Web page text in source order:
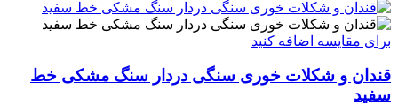
برای مقایسه اضافه کنید
قندان و شکلات خوری سنگی دردار سنگ مشکی خط
سفید